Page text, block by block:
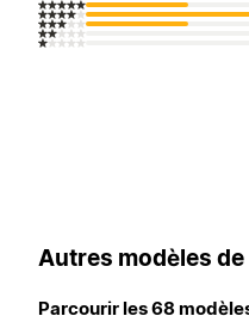
Autres modèles
Parcourir les 68